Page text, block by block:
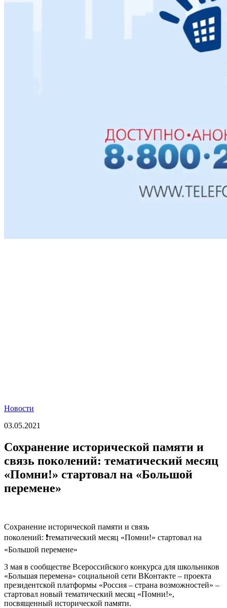
Новости
03.05.2021
Сохранение исторической памяти и
связь поколений: тематический месяц
«Помни!» стартовал на «Большой
перемене»
Сохранение исторической памяти и связь
поколений: ❗тематический месяц «Помни!» стартовал на
«Большой перемене»
3 мая в сообществе Всероссийского конкурса для школьников
«Большая перемена» социальной сети ВКонтакте – проекта
президентской платформы «Россия – страна возможностей» –
стартовал новый тематический месяц «Помни!»,
посвященный исторической памяти.